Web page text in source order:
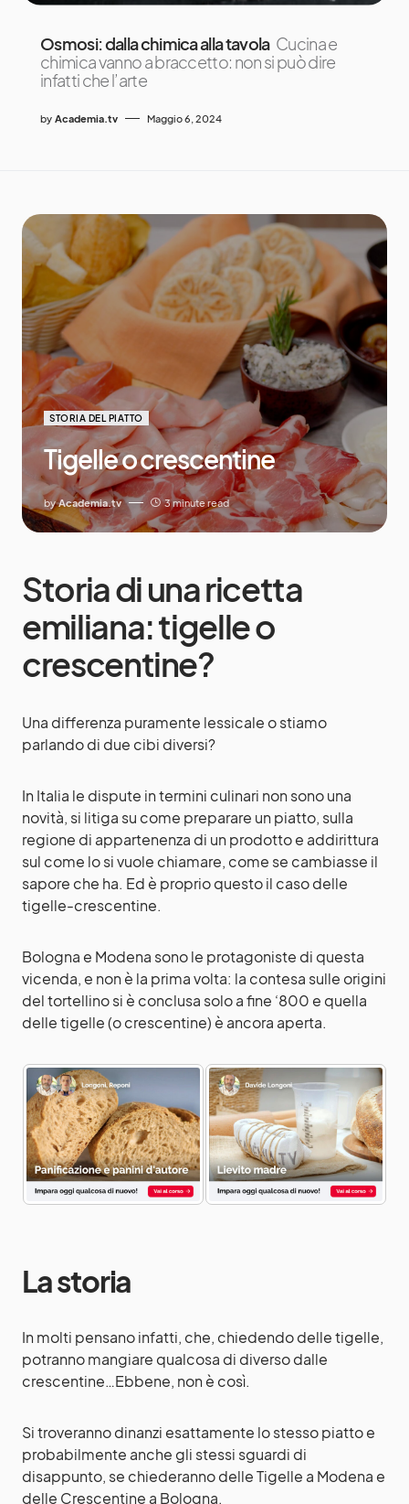
Osmosi: dalla chimica alla tavola Cucina e
chimica vanno a braccetto: non si può dire
infatti che l’arte
by Academia.tv Maggio 6, 2024
STORIA DEL PIATTO
Tigelle o crescentine
by Academia.tv 3 minute read
Storia di una ricetta
emiliana: tigelle o
crescentine?
Una differenza puramente lessicale o stiamo
parlando di due cibi diversi?
In Italia le dispute in termini culinari non sono una
novità, si litiga su come preparare un piatto, sulla
regione di appartenenza di un prodotto e addirittura
sul come lo si vuole chiamare, come se cambiasse il
sapore che ha. Ed è proprio questo il caso delle
tigelle-crescentine.
Bologna e Modena sono le protagoniste di questa
vicenda, e non è la prima volta: la contesa sulle origini
del tortellino si è conclusa solo a fine ‘800 e quella
delle tigelle (o crescentine) è ancora aperta.
La storia
In molti pensano infatti, che, chiedendo delle tigelle,
potranno mangiare qualcosa di diverso dalle
crescentine…Ebbene, non è così.
Si troveranno dinanzi esattamente lo stesso piatto e
probabilmente anche gli stessi sguardi di
disappunto, se chiederanno delle Tigelle a Modena e
delle Crescentine a Bologna.